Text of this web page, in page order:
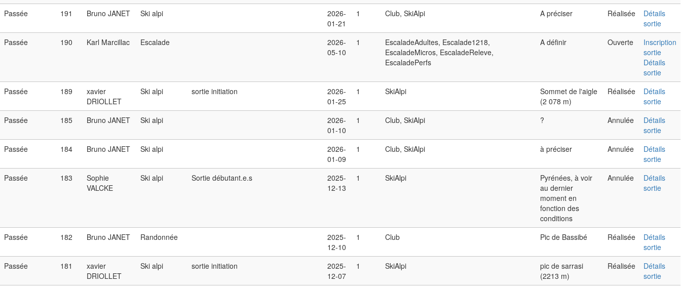
Passée 191 Bruno JANET Ski alpi
2026-
01-21
1 Club, SkiAlpi A préciser Réalisée
Détails
sortie
Passée
190 Karl Marcillac Escalade
2026-
05-10
1
EscaladeAdultes, Escalade1218,
EscaladeMicros, EscaladeReleve,
EscaladePerfs
A définir Ouverte
Inscription
sortie
Détails
sortie
Passée
189
xavier
DRIOLLET
Ski alpi sortie initiation
2026-
01-25
1 SkiAlpi
Sommet de l'aigle
(2 078 m)
Réalisée
Détails
sortie
Passée
185 Bruno JANET Ski alpi
2026-
01-10
1 Club, SkiAlpi ? Annulée
Détails
sortie
Passée
184 Bruno JANET Ski alpi
2026-
01-09
1 Club, SkiAlpi à préciser Annulée
Détails
sortie
Passée
183
Sophie
VALCKE
Ski alpi Sortie débutant.e.s
2025-
12-13
1 SkiAlpi
Pyrénées, à voir
au dernier
moment en
fonction des
conditions
Annulée
Détails
sortie
Passée 182 Bruno JANET Randonnée
2025-
12-10
1 Club Pic de Bassibé Réalisée
Détails
sortie
Passée
181
xavier
DRIOLLET
Ski alpi sortie initiation
2025-
12-07
1 SkiAlpi
pic de sarrasi
(2213 m)
Réalisée
Détails
sortie